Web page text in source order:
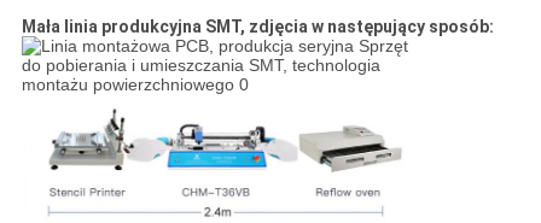
Mała linia produkcyjna SMT, zdjęcia w następujący sposób: